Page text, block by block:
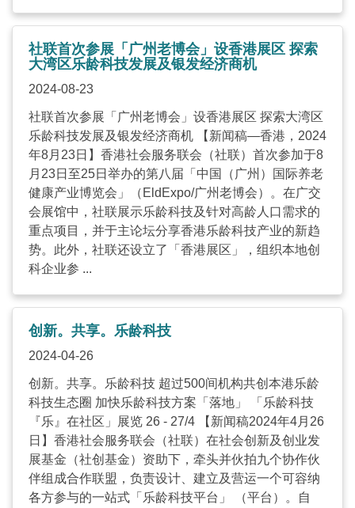
社联首次参展「广州老博会」设香港展区 探索
大湾区乐龄科技发展及银发经济商机
2024-08-23
社联首次参展「广州老博会」设香港展区 探索大湾区
乐龄科技发展及银发经济商机 【新闻稿—香港，2024
年8月23日】香港社会服务联会（社联）首次参加于8
月23日至25日举办的第八届「中国（广州）国际养老
健康产业博览会」（EldExpo/广州老博会）。在广交
会展馆中，社联展示乐龄科技及针对高龄人口需求的
重点项目，并于主论坛分享香港乐龄科技产业的新趋
势。此外，社联还设立了「香港展区」，组织本地创
科企业参 ...
创新。共享。乐龄科技
2024-04-26
创新。共享。乐龄科技 超过500间机构共创本港乐龄
科技生态圈 加快乐龄科技方案「落地」 「乐龄科技
『乐』在社区」展览 26 - 27/4 【新闻稿2024年4月26
日】香港社会服务联会（社联）在社会创新及创业发
展基金（社创基金）资助下，牵头并伙拍九个协作伙
伴组成合作联盟，负责设计、建立及营运一个可容纳
各方参与的一站式「乐龄科技平台」 （平台）。自